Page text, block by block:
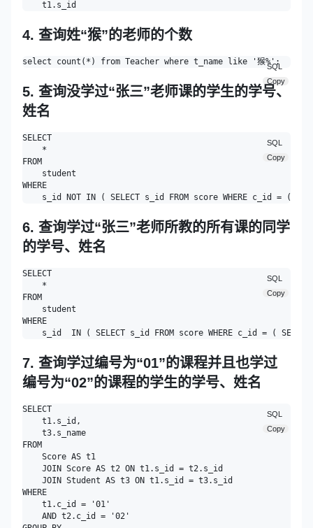
4. 查询姓“猴”的老师的个数
SQL
Copy
5. 查询没学过“张三”老师课的学生的学号、
姓名
SELECT
    *
FROM
    student
WHERE
SQL
Copy
6. 查询学过“张三”老师所教的所有课的同学
的学号、姓名
SELECT
    *
FROM
    student
WHERE
SQL
Copy
7. 查询学过编号为“01”的课程并且也学过
编号为“02”的课程的学生的学号、姓名
SELECT
    t1.s_id,
    t3.s_name
FROM
    Score AS t1
    JOIN Score AS t2 ON t1.s_id = t2.s_id
    JOIN Student AS t3 ON t1.s_id = t3.s_id
WHERE
    t1.c_id = '01'
    AND t2.c_id = '02'
SQL
Copy